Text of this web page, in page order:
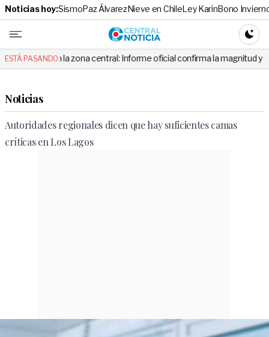
Noticias hoy:SismoPaz ÁlvarezNieve en ChileLey KarinBono
Central
ESTÁ PASANDO:
la zona central: Informe oficial confirma la magnitud y el origen del
Noticias
Autoridades regionales dicen que hay suficientes camas
críticas en Los Lagos